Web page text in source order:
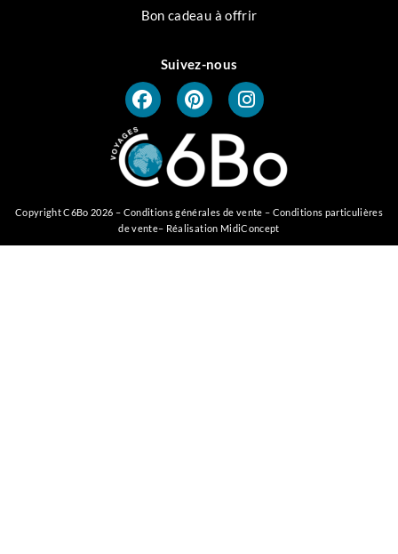
Bon cadeau à offrir
Suivez-nous
Copyright C6Bo 2026 – Conditions générales de vente – Conditions particulières
de vente– Réalisation MidiConcept